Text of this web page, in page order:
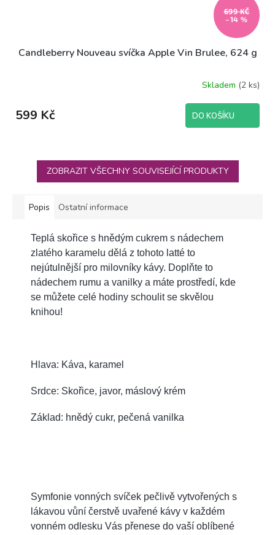
699 KČ
–14 %
Candleberry Nouveau svíčka Apple Vin Brulee, 624 g
Skladem (2 ks)
599 Kč DO KOŠÍKU
ZOBRAZIT VŠECHNY SOUVISEJÍCÍ PRODUKTY
Popis Ostatní informace
Teplá skořice s hnědým cukrem s nádechem
zlatého karamelu dělá z tohoto latté to
nejútulnější pro milovníky kávy. Doplňte to
nádechem rumu a vanilky a máte prostředí, kde
se můžete celé hodiny schoulit se skvělou
knihou!
Hlava: Káva, karamel
Srdce: Skořice, javor, máslový krém
Základ: hnědý cukr, pečená vanilka
Symfonie vonných svíček pečlivě vytvořených s
lákavou vůní čerstvě uvařené kávy v každém
vonném odlesku Vás přenese do vaší oblíbené